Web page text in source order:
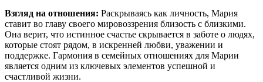
Взгляд на отношения: Раскрываясь как личность, Мария
ставит во главу своего мировоззрения близость с близкими.
Она верит, что истинное счастье скрывается в заботе о людях,
которые стоят рядом, в искренней любви, уважении и
поддержке. Гармония в семейных отношениях для Марии
является одним из ключевых элементов успешной и
счастливой жизни.